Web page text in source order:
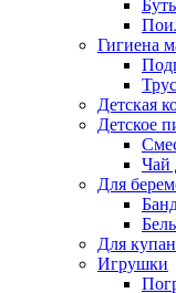
Гигиена
Детская
Детское
Чай
Для
Для
Игрушки